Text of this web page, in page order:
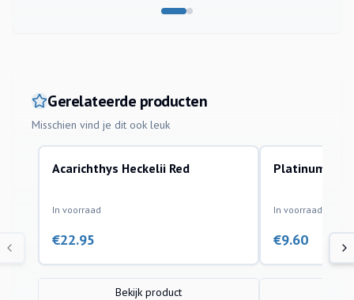
Gerelateerde producten
Misschien vind je dit ook leuk
aquariumvissen
Acarichthys Heckelii Red
In voorraad
€22.95
Bekijk product
aquariumvissen
Platinum
In voorraad
€9.60